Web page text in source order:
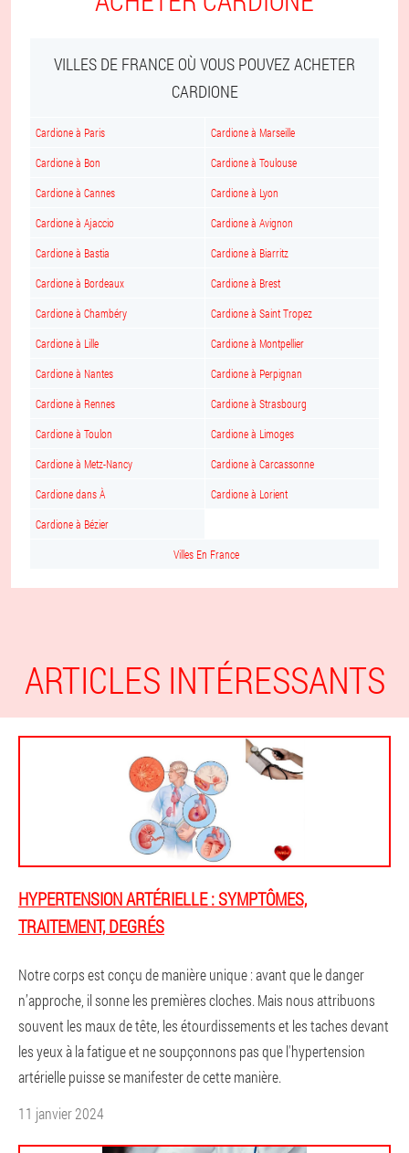
VILLES DE FRANCE OÙ VOUS POUVEZ ACHETER
CARDIONE
Cardione à Paris Cardione à Marseille
Cardione à Bon Cardione à Toulouse
Cardione à Cannes Cardione à Lyon
Cardione à Ajaccio Cardione à Avignon
Cardione à Bastia Cardione à Biarritz
Cardione à Bordeaux Cardione à Brest
Cardione à Chambéry Cardione à Saint Tropez
Cardione à Lille Cardione à Montpellier
Cardione à Nantes Cardione à Perpignan
Cardione à Rennes Cardione à Strasbourg
Cardione à Toulon Cardione à Limoges
Cardione à Metz-Nancy Cardione à Carcassonne
Cardione dans À Cardione à Lorient
Cardione à Bézier
Villes En France
ARTICLES INTÉRESSANTS
HYPERTENSION ARTÉRIELLE : SYMPTÔMES,
TRAITEMENT, DEGRÉS
Notre corps est conçu de manière unique : avant que le danger
n’approche, il sonne les premières cloches. Mais nous attribuons
souvent les maux de tête, les étourdissements et les taches devant
les yeux à la fatigue et ne soupçonnons pas que l'hypertension
artérielle puisse se manifester de cette manière.
11 janvier 2024